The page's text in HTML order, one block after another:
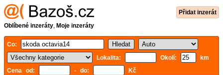
Přidat inzerát
Oblíbené inzeráty, Moje inzeráty
Co:
Lokalita:
Okolí:
km
Cena od:
- do: Kč